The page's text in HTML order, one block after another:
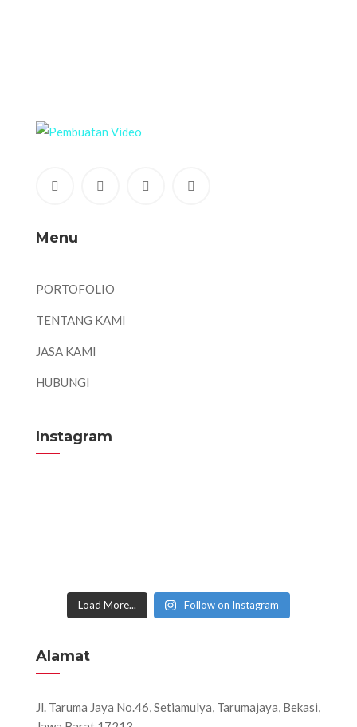
Menu
PORTOFOLIO
TENTANG KAMI
JASA KAMI
HUBUNGI
Instagram
Load More... Follow on Instagram
Alamat
Jl. Taruma Jaya No.46, Setiamulya, Tarumajaya, Bekasi,